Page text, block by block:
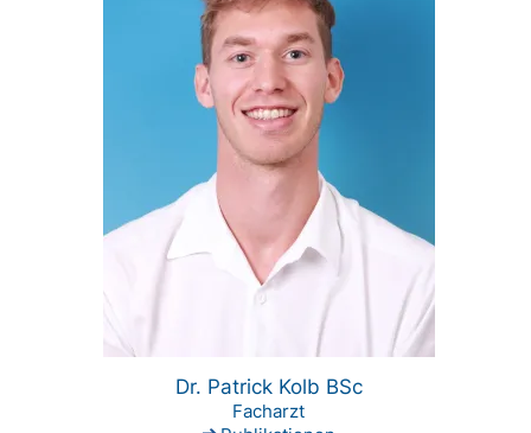
Dr. Patrick Kolb BSc
Facharzt